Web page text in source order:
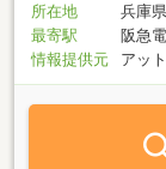
所在地
兵庫
最寄駅
阪急
情報提供元
アッ